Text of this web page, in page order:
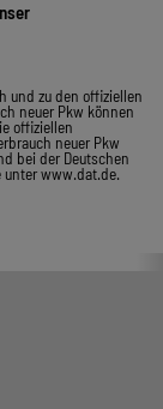
und zu den offiziellen
neuer Pkw können
offiziellen
neuer Pkw
bei der Deutschen
www.dat.de.